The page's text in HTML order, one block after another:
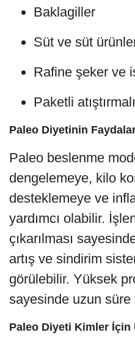
Baklagiller
Süt ve süt
Rafine şeker ve
Paketli
Paleo Diyetinin
Paleo beslenme
dengelemeye, kilo
desteklemeye ve
yardımcı olabilir.
çıkarılması
artış ve sindirim
görülebilir. Yüksek
sayesinde uzun
Paleo Diyeti Kimler İçin